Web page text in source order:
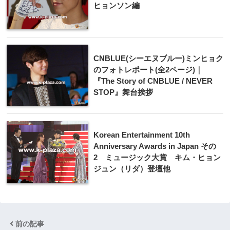
ヒョンソン編
CNBLUE(シーエヌブルー)ミンヒョク
のフォトレポート(全2ページ)｜
『The Story of CNBLUE / NEVER
STOP』舞台挨拶
Korean Entertainment 10th
Anniversary Awards in Japan その
2 ミュージック大賞 キム・ヒョン
ジュン（リダ）登壇他
前の記事